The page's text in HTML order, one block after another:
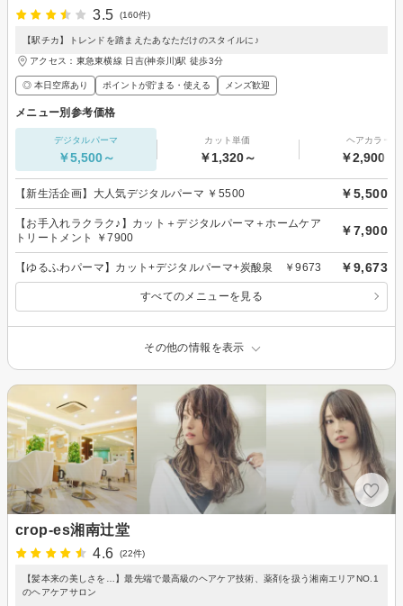
3.5
(160件)
【駅チカ】トレンドを踏まえたあなただけのスタイルに♪
アクセス：東急東横線 日吉(神奈川)駅 徒歩3分
◎ 本日空席あり ポイントが貯まる・使える メンズ歓迎
メニュー別参考価格
デジタルパーマ
￥5,500～
カット単価
￥1,320～
ヘアカラー
￥2,900～
【新生活企画】大人気デジタルパーマ ￥5500 ￥5,500
【お手入れラクラク♪】カット＋デジタルパーマ＋ホームケア
トリートメント ￥7900
￥7,900
【ゆるふわパーマ】カット+デジタルパーマ+炭酸泉 ￥9673 ￥9,673
すべてのメニューを見る
その他の情報を表示
crop-es湘南辻堂
4.6
(22件)
【髪本来の美しさを…】最先端で最高級のヘアケア技術、薬剤を扱う湘南エリアNO.1
のヘアケアサロン